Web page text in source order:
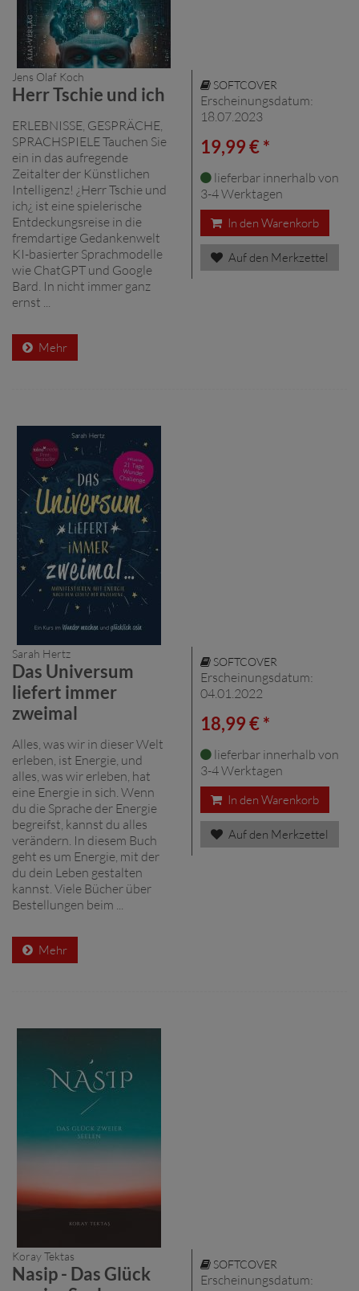
Jens Olaf Koch
Herr Tschie und ich
ERLEBNISSE, GESPRÄCHE,
SPRACHSPIELE Tauchen Sie
ein in das aufregende
Zeitalter der Künstlichen
Intelligenz! ¿Herr Tschie und
ich¿ ist eine spielerische
Entdeckungsreise in die
fremdartige Gedankenwelt
KI-basierter Sprachmodelle
wie ChatGPT und Google
Bard. In nicht immer ganz
ernst ...
Mehr
SOFTCOVER
Erscheinungsdatum:
18.07.2023
19,99 € *
lieferbar innerhalb von
3-4 Werktagen
In den Warenkorb
Auf den Merkzettel
Sarah Hertz
Das Universum
liefert immer
zweimal
Alles, was wir in dieser Welt
erleben, ist Energie, und
alles, was wir erleben, hat
eine Energie in sich. Wenn
du die Sprache der Energie
begreifst, kannst du alles
verändern. In diesem Buch
geht es um Energie, mit der
du dein Leben gestalten
kannst. Viele Bücher über
Bestellungen beim ...
Mehr
SOFTCOVER
Erscheinungsdatum:
04.01.2022
18,99 € *
lieferbar innerhalb von
3-4 Werktagen
In den Warenkorb
Auf den Merkzettel
Koray Tektas
Nasip - Das Glück
SOFTCOVER
Erscheinungsdatum: